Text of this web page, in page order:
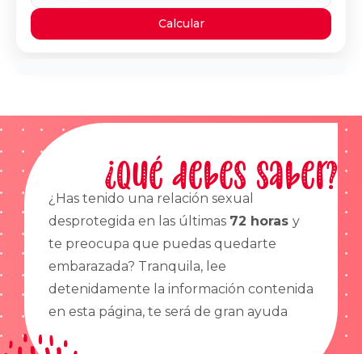
Calcular
¿Qué debes saber?
¿Has tenido una relación sexual
desprotegida en las últimas 72 horas y
te preocupa que puedas quedarte
embarazada? Tranquila, lee
detenidamente la información contenida
en esta página, te será de gran ayuda